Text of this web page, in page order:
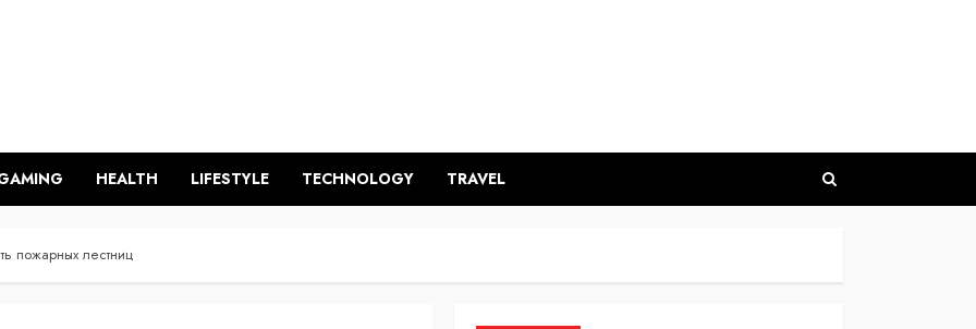
HEALTH LIFESTYLE TECHNOLOGY TRAVEL
пожарных лестниц